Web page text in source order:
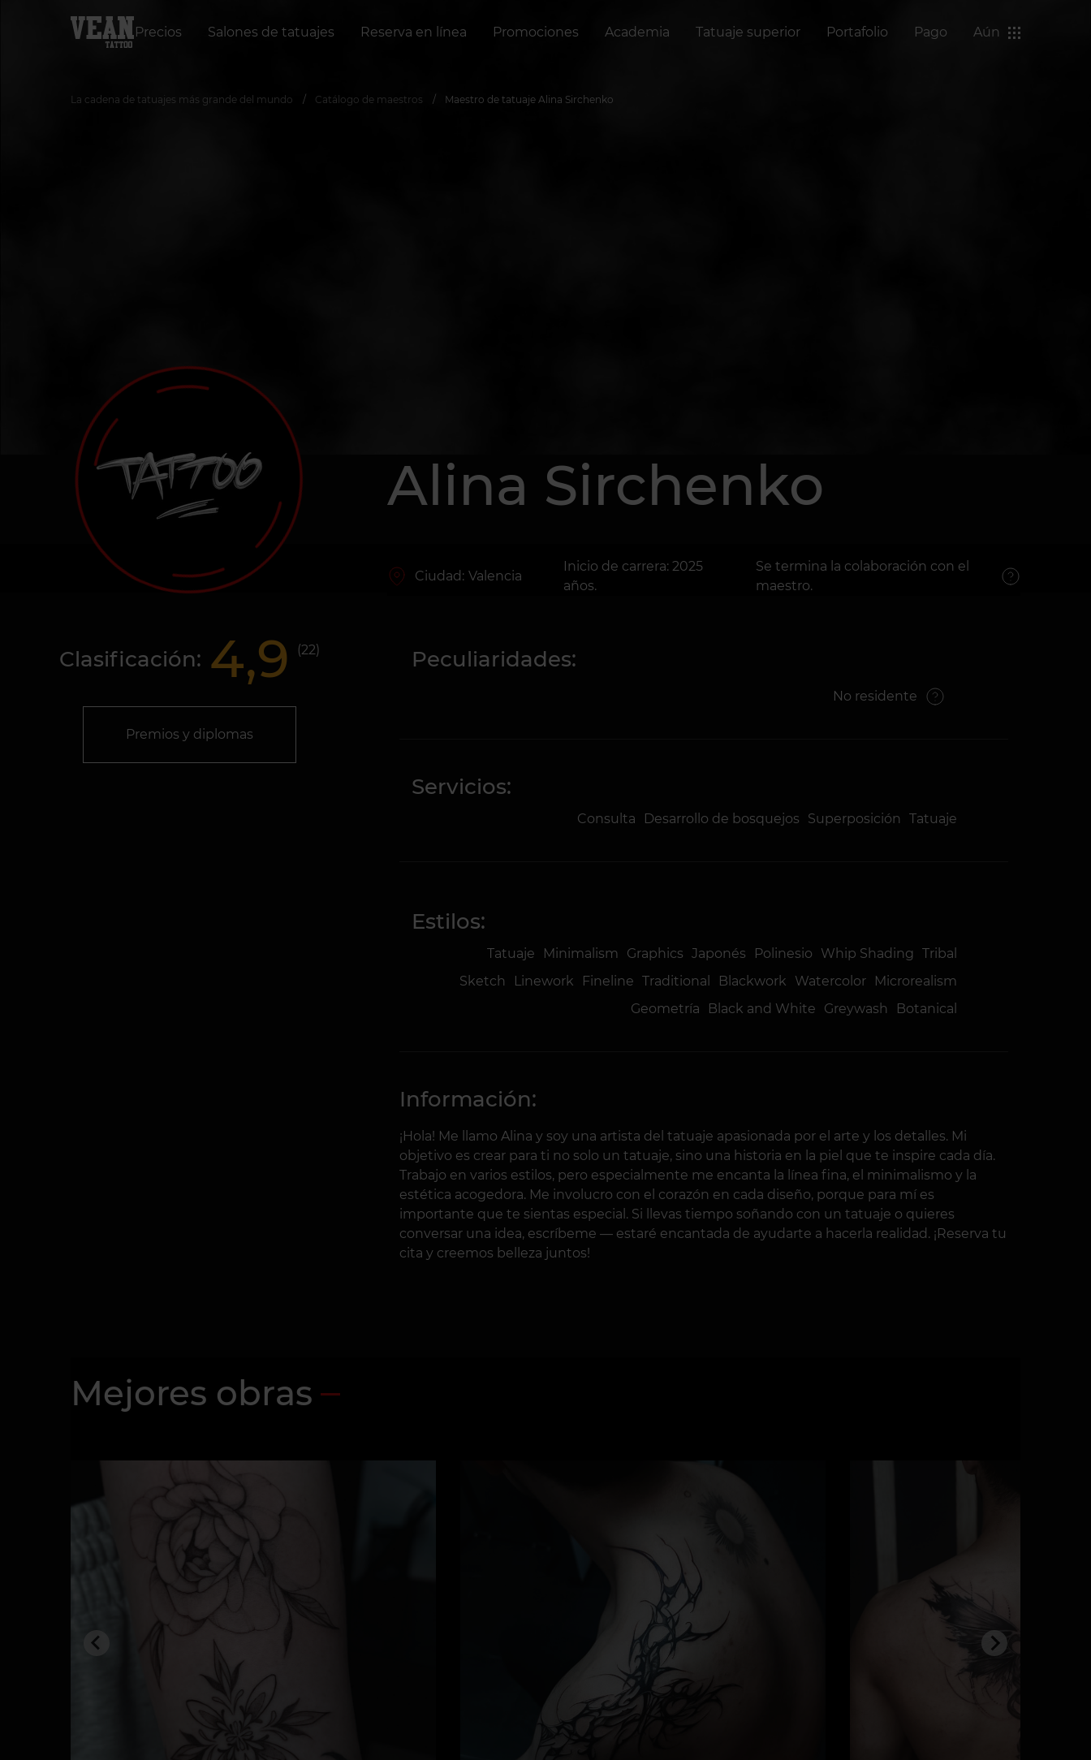
Precios Salones de tatuajes Reserva en línea Promociones Academia Tatuaje superior Portafolio Pago Aún
La cadena de tatuajes más grande del mundo Catálogo de maestros Maestro de tatuaje Alina Sirchenko
Alina Sirchenko
Ciudad: Valencia
Inicio de carrera: 2025
años.
Se termina la colaboración con el
maestro.
Clasificación: 4,9 (22)
Premios y diplomas
Peculiaridades:
No residente
Servicios:
Consulta Desarrollo de bosquejos Superposición Tatuaje
Estilos:
Tatuaje Minimalism Graphics Japonés Polinesio Whip Shading
Tribal
Sketch
Linework Fineline Traditional Blackwork Watercolor
Microrealism
Geometría
Black and White Greywash Botanical
Información:
¡Hola! Me llamo Alina y soy una artista del tatuaje apasionada por el arte y los detalles. Mi
objetivo es crear para ti no solo un tatuaje, sino una historia en la piel que te inspire cada día.
Trabajo en varios estilos, pero especialmente me encanta la línea fina, el minimalismo y la
estética acogedora. Me involucro con el corazón en cada diseño, porque para mí es
importante que te sientas especial. Si llevas tiempo soñando con un tatuaje o quieres
conversar una idea, escríbeme — estaré encantada de ayudarte a hacerla realidad. ¡Reserva tu
cita y creemos belleza juntos!
Mejores obras